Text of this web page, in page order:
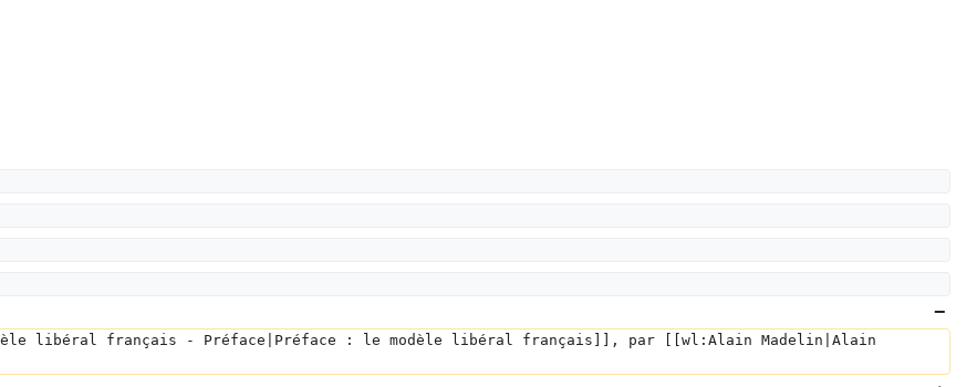
libéral français - Préface|Préface : le modèle libéral français]], par [[wl:Alain Madelin|Alain